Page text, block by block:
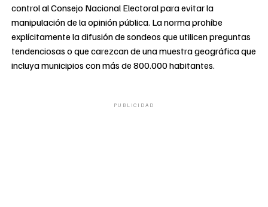
control al Consejo Nacional Electoral para evitar la
manipulación de la opinión pública. La norma prohíbe
explícitamente la difusión de sondeos que utilicen preguntas
tendenciosas o que carezcan de una muestra geográfica que
incluya municipios con más de 800.000 habitantes.
PUBLICIDAD